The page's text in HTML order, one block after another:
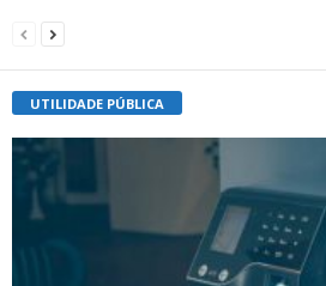
UTILIDADE PÚBLICA